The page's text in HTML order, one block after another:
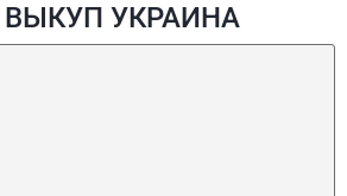
УКРАИНА